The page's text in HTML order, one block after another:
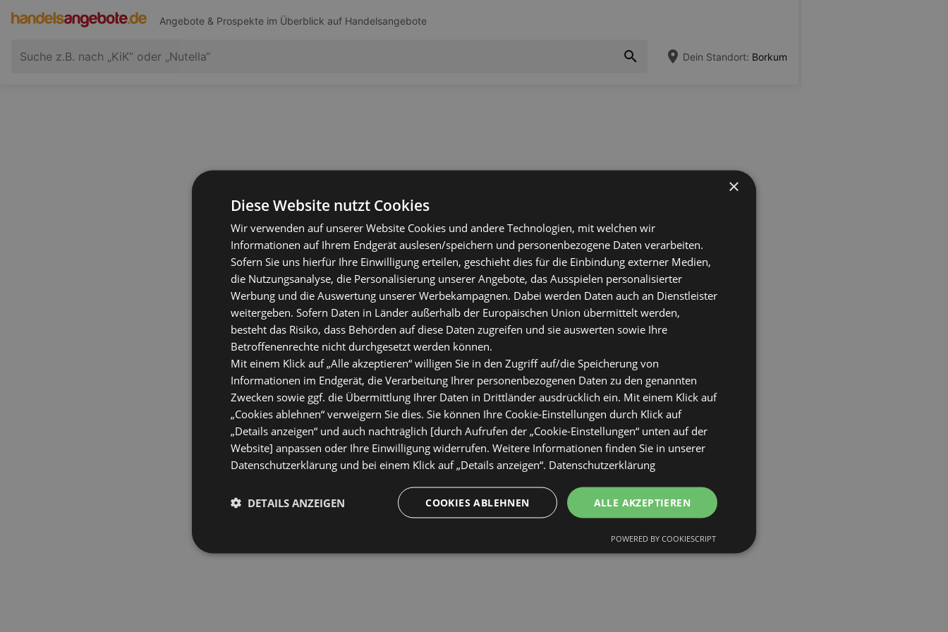
Angebote & Prospekte im Überblick auf Handelsangebote
Dein Standort: Borkum
×
Diese Website nutzt Cookies
Wir verwenden auf unserer Website Cookies und andere Technologien, mit welchen wir
Informationen auf Ihrem Endgerät auslesen/speichern und personenbezogene Daten verarbeiten.
Sofern Sie uns hierfür Ihre Einwilligung erteilen, geschieht dies für die Einbindung externer Medien,
die Nutzungsanalyse, die Personalisierung unserer Angebote, das Ausspielen personalisierter
Werbung und die Auswertung unserer Werbekampagnen. Dabei werden Daten auch an Dienstleister
weitergeben. Sofern Daten in Länder außerhalb der Europäischen Union übermittelt werden,
besteht das Risiko, dass Behörden auf diese Daten zugreifen und sie auswerten sowie Ihre
Betroffenenrechte nicht durchgesetzt werden können.
Mit einem Klick auf „Alle akzeptieren“ willigen Sie in den Zugriff auf/die Speicherung von
Informationen im Endgerät, die Verarbeitung Ihrer personenbezogenen Daten zu den genannten
Zwecken sowie ggf. die Übermittlung Ihrer Daten in Drittländer ausdrücklich ein. Mit einem Klick auf
„Cookies ablehnen“ verweigern Sie dies. Sie können Ihre Cookie-Einstellungen durch Klick auf
„Details anzeigen“ und auch nachträglich [durch Aufrufen der „Cookie-Einstellungen“ unten auf der
Website] anpassen oder Ihre Einwilligung widerrufen. Weitere Informationen finden Sie in unserer
Datenschutzerklärung und bei einem Klick auf „Details anzeigen“. Datenschutzerklärung
ALLE AKZEPTIEREN
COOKIES ABLEHNEN
DETAILS ANZEIGEN
POWERED BY COOKIESCRIPT